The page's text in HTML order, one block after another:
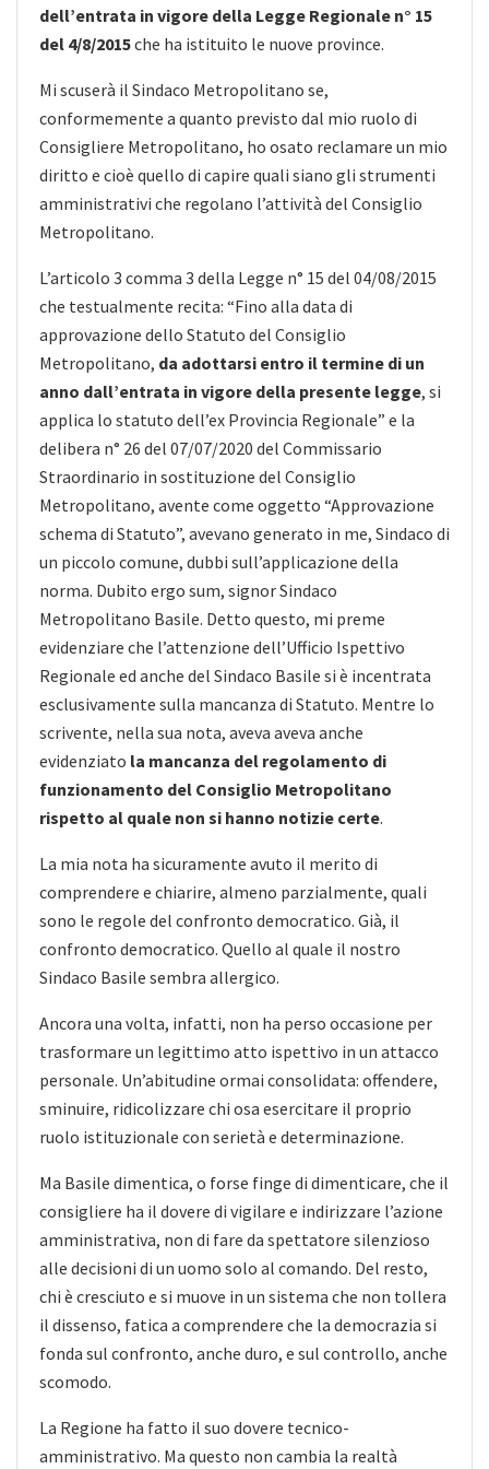
dell’entrata in vigore della Legge Regionale n° 15
del 4/8/2015che ha istituito le nuove province.
Mi scuserà il Sindaco Metropolitano se,
conformemente a quanto previsto dal mio ruolo di
Consigliere Metropolitano, ho osato reclamare un mio
diritto e cioè quello di capire quali siano gli strumenti
amministrativi che regolano l’attività del Consiglio
Metropolitano.
L’articolo 3 comma 3 della Legge n° 15 del 04/08/2015
che testualmente recita: “Fino alla data di
approvazione dello Statuto del Consiglio
Metropolitano, da adottarsi entro il termine di un
anno dall’entrata in vigore della presente legge, si
applica lo statuto dell’ex Provincia Regionale” e la
delibera n° 26 del 07/07/2020 del Commissario
Straordinario in sostituzione del Consiglio
Metropolitano, avente come oggetto “Approvazione
schema di Statuto”, avevano generato in me, Sindaco di
un piccolo comune, dubbi sull’applicazione della
norma. Dubito ergo sum, signor Sindaco
Metropolitano Basile. Detto questo, mi preme
evidenziare che l’attenzione dell’Ufficio Ispettivo
Regionale ed anche del Sindaco Basile si è incentrata
esclusivamente sulla mancanza di Statuto. Mentre lo
scrivente, nella sua nota, aveva aveva anche
evidenziato la mancanza del regolamento di
funzionamento del Consiglio Metropolitano
rispetto al quale non si hanno notizie certe.
La mia nota ha sicuramente avuto il merito di
comprendere e chiarire, almeno parzialmente, quali
sono le regole del confronto democratico. Già, il
confronto democratico. Quello al quale il nostro
Sindaco Basile sembra allergico.
Ancora una volta, infatti, non ha perso occasione per
trasformare un legittimo atto ispettivo in un attacco
personale. Un’abitudine ormai consolidata: offendere,
sminuire, ridicolizzare chi osa esercitare il proprio
ruolo istituzionale con serietà e determinazione.
Ma Basile dimentica, o forse finge di dimenticare, che il
consigliere ha il dovere di vigilare e indirizzare l’azione
amministrativa, non di fare da spettatore silenzioso
alle decisioni di un uomo solo al comando. Del resto,
chi è cresciuto e si muove in un sistema che non tollera
il dissenso, fatica a comprendere che la democrazia si
fonda sul confronto, anche duro, e sul controllo, anche
scomodo.
La Regione ha fatto il suo dovere tecnico-
amministrativo. Ma questo non cambia la realtà